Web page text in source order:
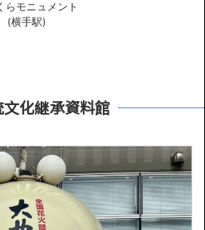
らモニュメント
(横手駅)
化継承資料館